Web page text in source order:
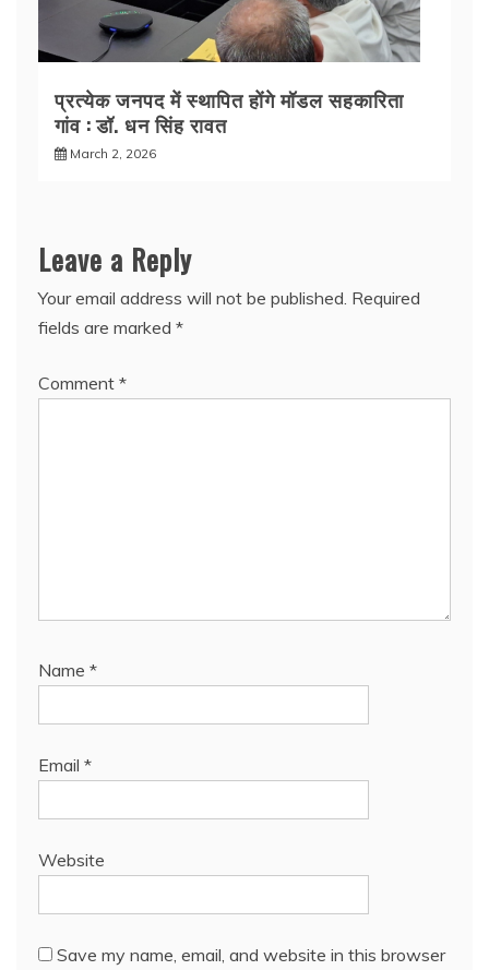
प्रत्येक जनपद में स्थापित होंगे मॉडल सहकारिता
गांव : डॉ. धन सिंह रावत
March 2, 2026
Leave a Reply
Your email address will not be published. Required
fields are marked *
Comment *
Name *
Email *
Website
Save my name, email, and website in this browser